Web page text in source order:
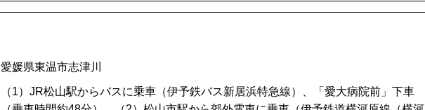
愛媛県東温市志津川
（1）JR松山駅からバスに乗車（伊予鉄バス新居浜特急線）、「愛大病院前」下車